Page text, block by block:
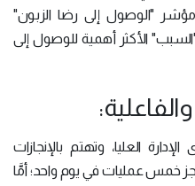
"الوصول إلى رضا الزبون"
الأكثر أهمية للوصول إلى
العليا، وتهتم بالإنجازات
خمس عمليات في يوم واحد؛ أمَّا